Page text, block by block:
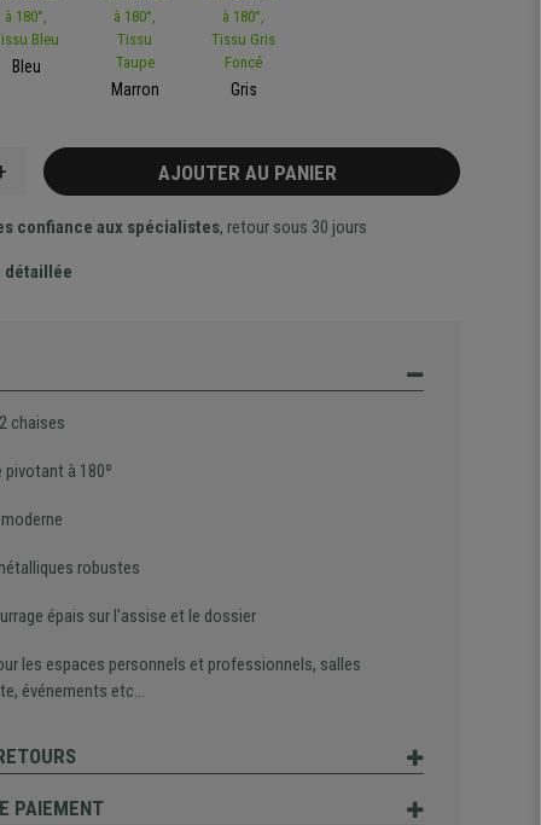
Bleu
Marron
Gris
AJOUTER AU PANIER
confiance aux spécialistes, retour sous 30 jours
détaillée
chaises
pivotant à 180º
robustes
épais sur l'assise et le dossier
les espaces personnels et professionnels, salles
événements etc...
PAIEMENT